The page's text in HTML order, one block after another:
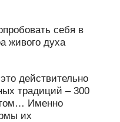
себя в
живого духа
действительно
традиций – 300
Именно
их